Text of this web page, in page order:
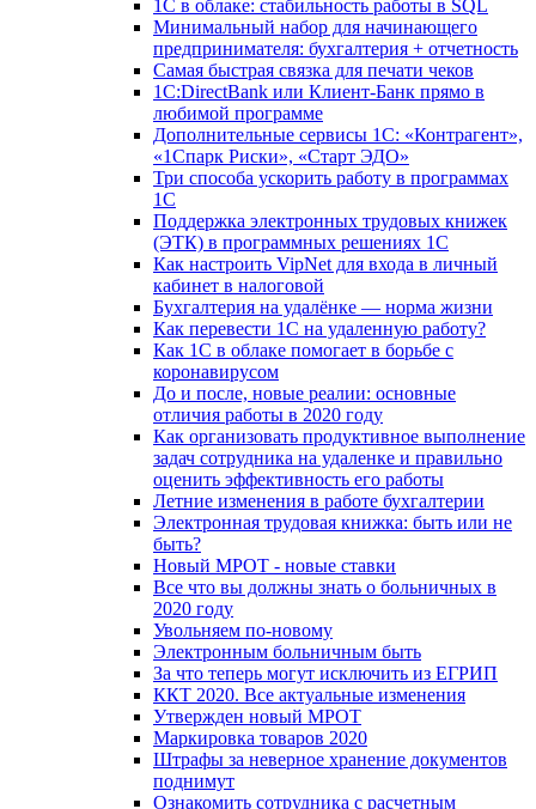
1С в облаке: стабильность работы в SQL
Минимальный набор для начинающего
предпринимателя: бухгалтерия + отчетность
Самая быстрая связка для печати чеков
1С:DirectBank или Клиент-Банк прямо в
любимой программе
Дополнительные сервисы 1С: «Контрагент»,
«1Спарк Риски», «Старт ЭДО»
Три способа ускорить работу в программах
1С
Поддержка электронных трудовых книжек
(ЭТК) в программных решениях 1С
Как настроить VipNet для входа в личный
кабинет в налоговой
Бухгалтерия на удалёнке — норма жизни
Как перевести 1С на удаленную работу?
Как 1С в облаке помогает в борьбе с
коронавирусом
До и после, новые реалии: основные
отличия работы в 2020 году
Как организовать продуктивное выполнение
задач сотрудника на удаленке и правильно
оценить эффективность его работы
Летние изменения в работе бухгалтерии
Электронная трудовая книжка: быть или не
быть?
Новый МРОТ - новые ставки
Все что вы должны знать о больничных в
2020 году
Увольняем по-новому
Электронным больничным быть
За что теперь могут исключить из ЕГРИП
ККТ 2020. Все актуальные изменения
Утвержден новый МРОТ
Маркировка товаров 2020
Штрафы за неверное хранение документов
поднимут
Ознакомить сотрудника с расчетным